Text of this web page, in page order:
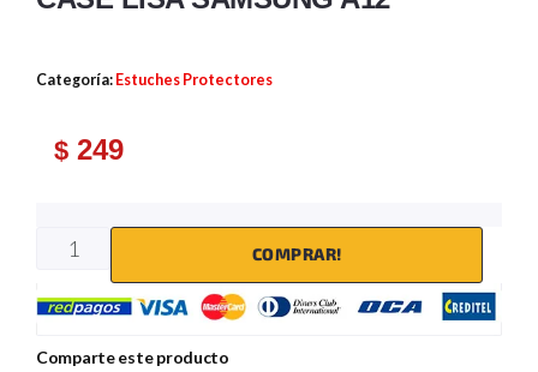
Categoría: Estuches Protectores
$ 249
COMPRAR!
Comparte este producto